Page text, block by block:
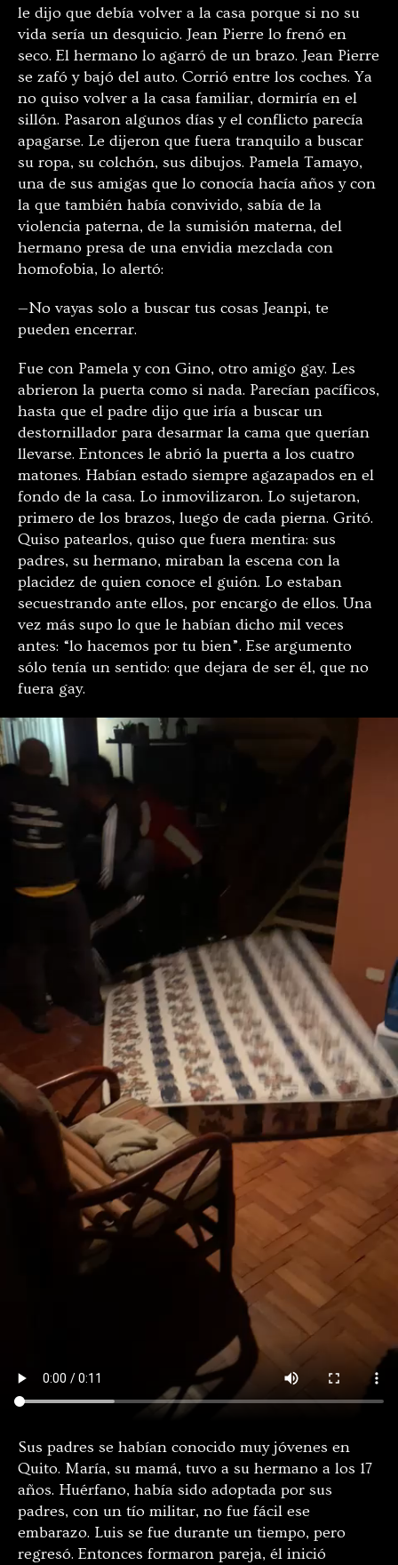
le dijo que debía volver a la casa porque si no su
vida sería un desquicio. Jean Pierre lo frenó en
seco. El hermano lo agarró de un brazo. Jean Pierre
se zafó y bajó del auto. Corrió entre los coches. Ya
no quiso volver a la casa familiar, dormiría en el
sillón. Pasaron algunos días y el conflicto parecía
apagarse. Le dijeron que fuera tranquilo a buscar
su ropa, su colchón, sus dibujos. Pamela Tamayo,
una de sus amigas que lo conocía hacía años y con
la que también había convivido, sabía de la
violencia paterna, de la sumisión materna, del
hermano presa de una envidia mezclada con
homofobia, lo alertó:
—No vayas solo a buscar tus cosas Jeanpi, te
pueden encerrar.
Fue con Pamela y con Gino, otro amigo gay. Les
abrieron la puerta como si nada. Parecían pacíficos,
hasta que el padre dijo que iría a buscar un
destornillador para desarmar la cama que querían
llevarse. Entonces le abrió la puerta a los cuatro
matones. Habían estado siempre agazapados en el
fondo de la casa. Lo inmovilizaron. Lo sujetaron,
primero de los brazos, luego de cada pierna. Gritó.
Quiso patearlos, quiso que fuera mentira: sus
padres, su hermano, miraban la escena con la
placidez de quien conoce el guión. Lo estaban
secuestrando ante ellos, por encargo de ellos. Una
vez más supo lo que le habían dicho mil veces
antes: “lo hacemos por tu bien”. Ese argumento
sólo tenía un sentido: que dejara de ser él, que no
fuera gay.
Sus padres se habían conocido muy jóvenes en
Quito. María, su mamá, tuvo a su hermano a los 17
años. Huérfano, había sido adoptada por sus
padres, con un tío militar, no fue fácil ese
embarazo. Luis se fue durante un tiempo, pero
regresó. Entonces formaron pareja, él inició